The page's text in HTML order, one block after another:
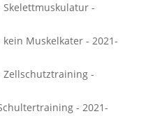
Skelettmuskulatur -
Muskelkater - 2021-
Zellschutztraining -
- 2021-